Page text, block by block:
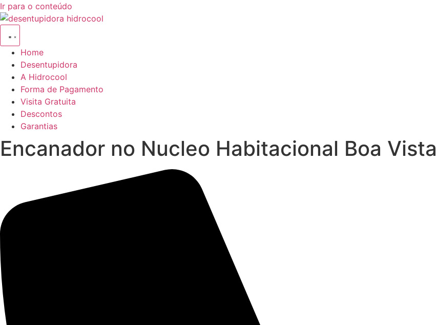
Ir para o conteúdo
Home
Desentupidora
A Hidrocool
Forma de Pagamento
Visita Gratuita
Descontos
Garantias
Encanador no Nucleo Habitacional Boa Vista